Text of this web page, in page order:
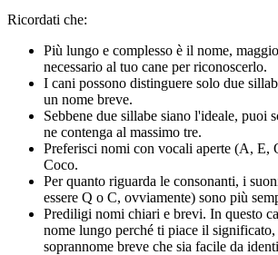
Ricordati che:
Più lungo e complesso è il nome,
necessario al tuo cane per riconoscerlo.
I cani possono distinguere solo due
un nome breve.
Sebbene due sillabe siano l'ideale, puoi
ne contenga al massimo tre.
Preferisci nomi con vocali aperte (A, E,
Coco.
Per quanto riguarda le consonanti, i
essere Q o C, ovviamente) sono più
Prediligi nomi chiari e brevi. In questo
nome lungo perché ti piace il significato,
soprannome breve che sia facile da